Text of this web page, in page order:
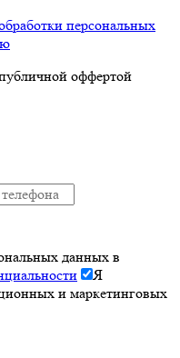
персональных
оффертой
данных в
Я
и маркетинговых